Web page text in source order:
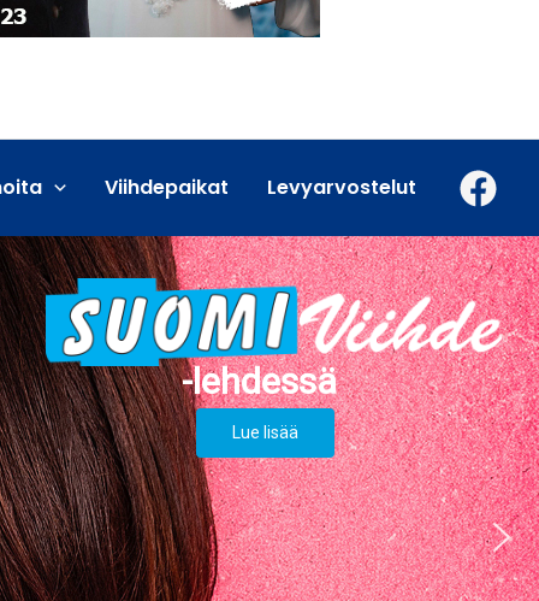
Viihdepaikat Levyarvostelut
Lue lisää